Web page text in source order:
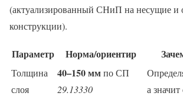
(актуализированный СНиП на несущие и
конструкции).
Параметр Норма/ориентир
Толщина
слоя
40–150 ммпо СП
29.13330
а